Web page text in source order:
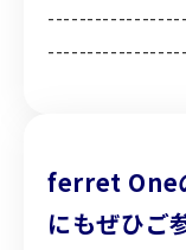
ferret One
にもぜひご